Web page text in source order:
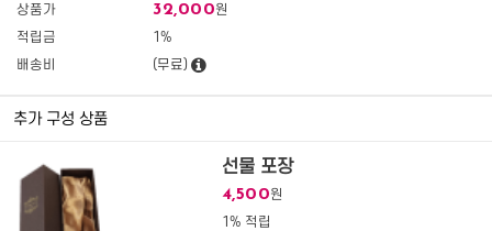
상품가 32,000원
적립금
1%
배송비
(무료)
추가 구성 상품
선물 포장
4,500원
1% 적립